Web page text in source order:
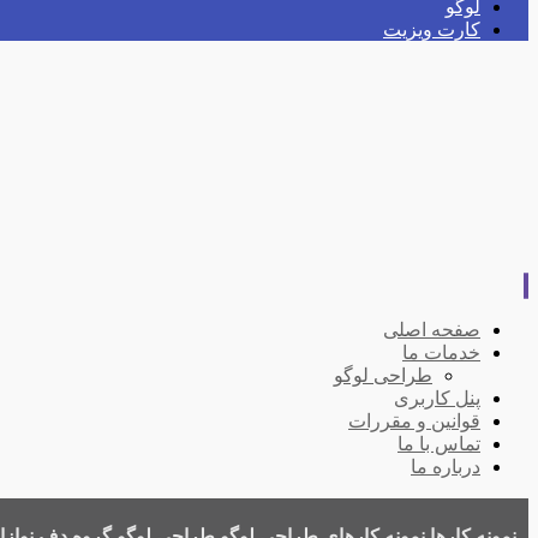
لوگو
کارت ویزیت
صفحه اصلی
خدمات ما
طراحی لوگو
پنل کاربری
قوانین و مقررات
تماس با ما
درباره ما